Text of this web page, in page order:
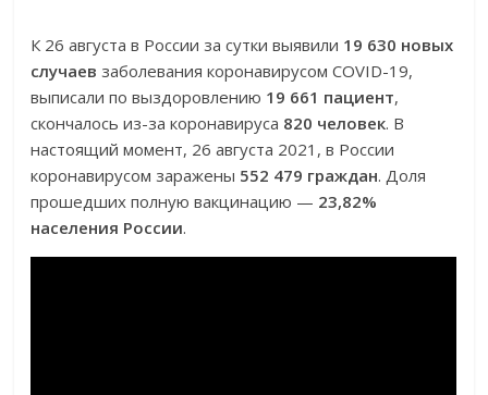
К 26 августа в России за сутки выявили 19 630 новых
случаев заболевания коронавирусом COVID-19,
выписали по выздоровлению 19 661 пациент,
скончалось из-за коронавируса 820 человек. В
настоящий момент, 26 августа 2021, в России
коронавирусом заражены 552 479 граждан. Доля
прошедших полную вакцинацию — 23,82%
населения России.